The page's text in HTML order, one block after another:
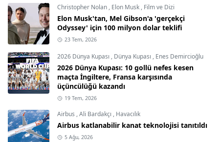
Christopher Nolan , Elon Musk , Film ve Dizi
Elon Musk'tan, Mel Gibson'a 'gerçekçi
Odyssey' için 100 milyon dolar teklifi
23 Tem, 2026
2026 Dünya Kupası , Dünya Kupası , Enes Demircioğlu
2026 Dünya Kupası: 10 gollü nefes kesen
maçta İngiltere, Fransa karşısında
üçüncülüğü kazandı
19 Tem, 2026
Airbus ,Ali Bardakçı , Havacılık
Airbus katlanabilir kanat teknolojisi tanıtıldı
5 Ağu, 2026